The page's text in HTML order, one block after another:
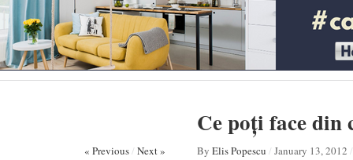
Ce poți face din
« Previous/ Next » By Elis Popescu / January 13, 2012 /